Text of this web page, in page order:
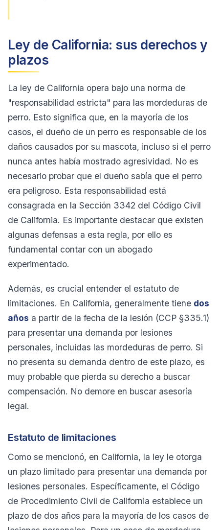
Ley de California: sus derechos y
plazos
La ley de California opera bajo una norma de
"responsabilidad estricta" para las mordeduras de
perro. Esto significa que, en la mayoría de los
casos, el dueño de un perro es responsable de los
daños causados por su mascota, incluso si el perro
nunca antes había mostrado agresividad. No es
necesario probar que el dueño sabía que el perro
era peligroso. Esta responsabilidad está
consagrada en la Sección 3342 del Código Civil
de California. Es importante destacar que existen
algunas defensas a esta regla, por ello es
fundamental contar con un abogado
experimentado.
Además, es crucial entender el estatuto de
limitaciones. En California, generalmente tiene dos
años a partir de la fecha de la lesión (CCP §335.1)
para presentar una demanda por lesiones
personales, incluidas las mordeduras de perro. Si
no presenta su demanda dentro de este plazo, es
muy probable que pierda su derecho a buscar
compensación. No demore en buscar asesoría
legal.
Estatuto de limitaciones
Como se mencionó, en California, la ley le otorga
un plazo limitado para presentar una demanda por
lesiones personales. Específicamente, el Código
de Procedimiento Civil de California establece un
plazo de dos años para la mayoría de los casos de